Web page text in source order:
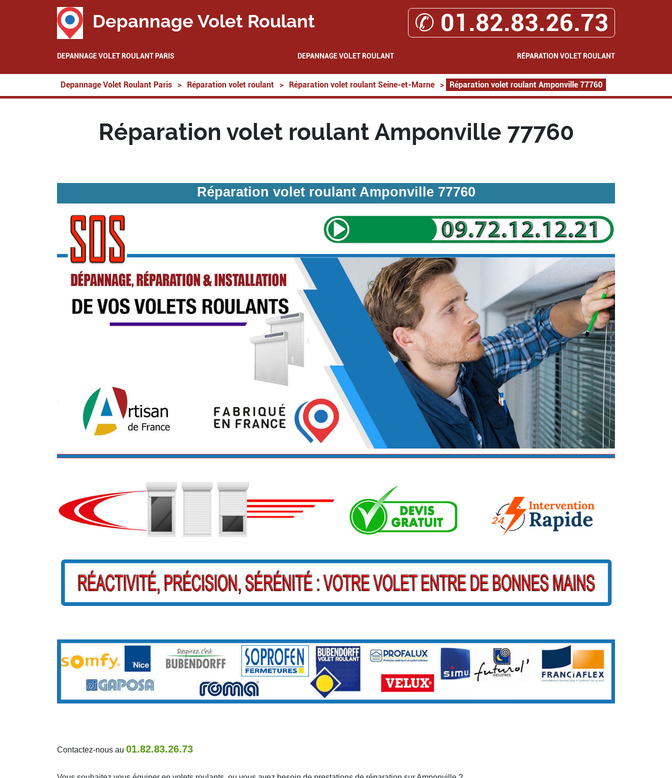
Depannage Volet Roulant ✆ 01.82.83.26.73
DEPANNAGE VOLET ROULANT PARIS DEPANNAGE VOLET ROULANT RÉPARATION VOLET ROULANT
Depannage Volet Roulant Paris > Réparation volet roulant > Réparation volet roulant Seine-et-Marne > Réparation volet roulant Amponville 77760
Réparation volet roulant Amponville 77760
Réparation volet roulant Amponville 77760
Contactez-nous au 01.82.83.26.73